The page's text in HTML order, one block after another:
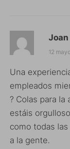
Joan
12
Una
empleados
? Colas para la
estáis
como todas
a la gente.